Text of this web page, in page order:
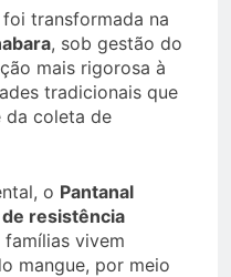
transformada na
, sob gestão do
mais rigorosa à
tradicionais que
da coleta de
o Pantanal
resistência
vivem
mangue, por meio